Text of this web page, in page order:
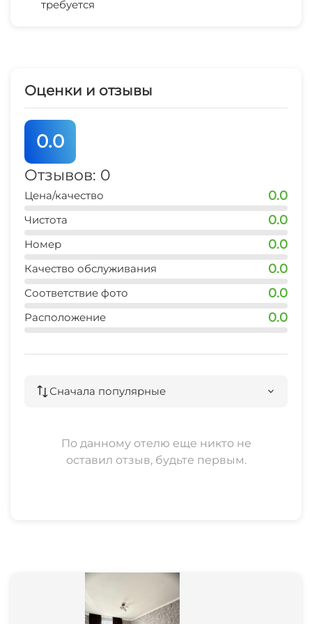
Стиральная машина
требуется
Оценки и отзывы
0.0
Отзывов: 0
Цена/качество 0.0
Чистота 0.0
Номер 0.0
Качество обслуживания 0.0
Соответствие фото 0.0
Расположение 0.0
Сначала популярные
По данному отелю еще никто не
оставил отзыв, будьте первым.